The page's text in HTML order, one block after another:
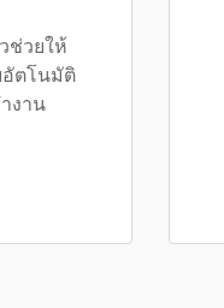
ช่วยให้
อัตโนมัติ
งาน